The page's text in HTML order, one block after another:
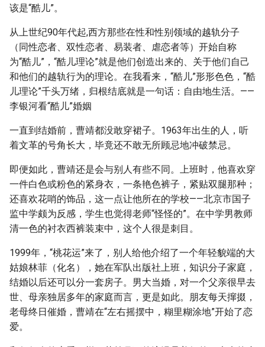
该是“酷儿”。
从上世纪90年代起,西方那些在性和性别领域的越轨分子
（同性恋者、双性恋者、易装者、虐恋者等）开始自称
为“酷儿”，“酷儿理论”就是他们创造出来的、关于他们自己
和他们的越轨行为的理论。在我看来，“酷儿”形形色色，“酷
儿理论”千头万绪，归根结底就是一句话：自由地生活。——
李银河看“酷儿”婚姻
一直到结婚前，曹靖都没敢穿裙子。1963年出生的人，听
着文革的号角长大，毕竟还不敢无所顾忌地冲破禁忌。
即便如此，曹靖还是会与别人有些不同。上班时，他喜欢穿
一件白色或粉色的紧身衣，一条艳色裤子，紧贴双腿那种；
还喜欢花哨的饰品，这一点让他所在的学校——北京市国子
监中学颇为反感，学生也觉得老师“怪怪的”。在中学男教师
清一色的衬衣西裤装束中，这个人很是刺目。
1999年，“桃花运”来了，别人给他介绍了一个年轻貌端的大
姑娘林菲（化名），她在军队出版社上班，知识分子家庭，
结婚以后还可以分一套房子。男大当婚，对一个父亲很早去
世、母亲独居多年的家庭而言，更是如此。朋友每天撺掇，
老母终日催婚，曹靖在“左右摇摆中，糊里糊涂地”开始了恋
爱。